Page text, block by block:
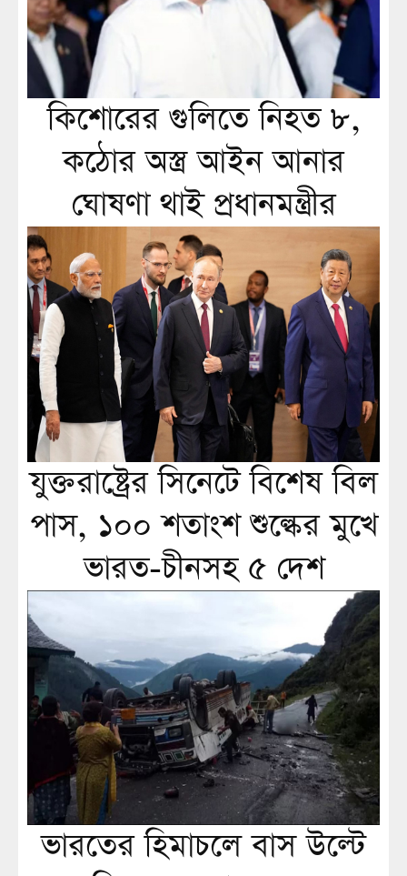
কিশোরের গুলিতে নিহত ৮,
কঠোর অস্ত্র আইন আনার
ঘোষণা থাই প্রধানমন্ত্রীর
যুক্তরাষ্ট্রের সিনেটে বিশেষ বিল
পাস, ১০০ শতাংশ শুল্কের মুখে
ভারত-চীনসহ ৫ দেশ
ভারতের হিমাচলে বাস উল্টে